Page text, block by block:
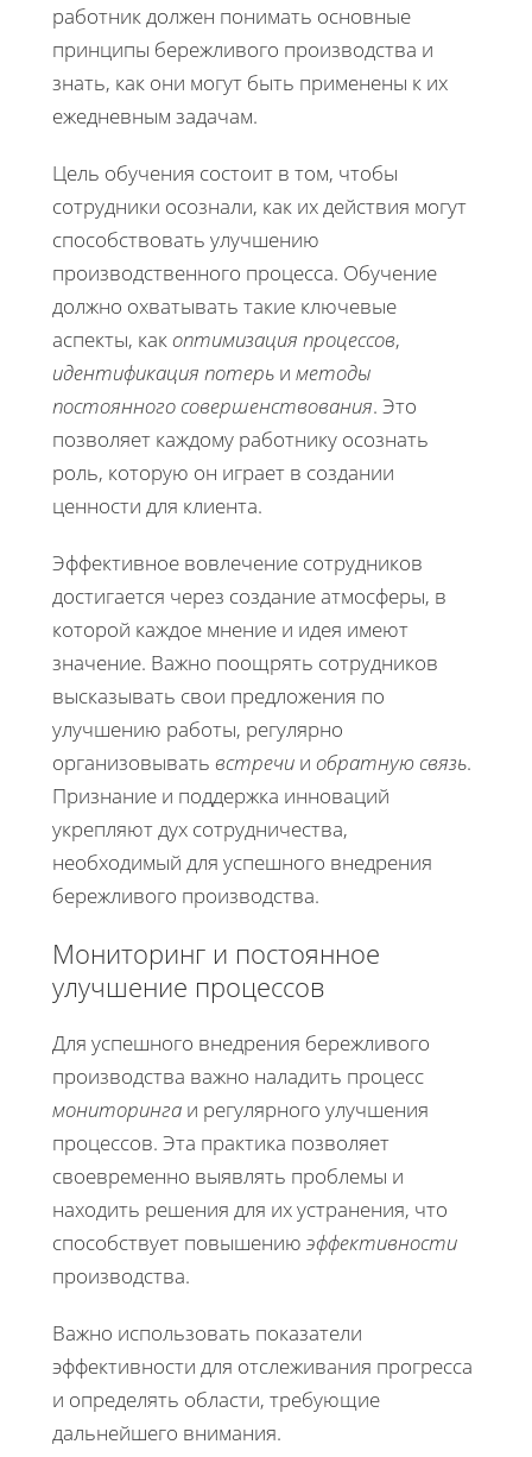
работник должен понимать основные
принципы бережливого производства и
знать, как они могут быть применены к их
ежедневным задачам.
Цель обучения состоит в том, чтобы
сотрудники осознали, как их действия могут
способствовать улучшению
производственного процесса. Обучение
должно охватывать такие ключевые
аспекты, какоптимизация процессов,
идентификация потерь и методы
постоянного совершенствования. Это
позволяет каждому работнику осознать
роль, которую он играет в создании
ценности для клиента.
Эффективное вовлечение сотрудников
достигается через создание атмосферы, в
которой каждое мнение и идея имеют
значение. Важно поощрять сотрудников
высказывать свои предложения по
улучшению работы, регулярно
организовывать встречи и обратную связь.
Признание и поддержка инноваций
укрепляют дух сотрудничества,
необходимый для успешного внедрения
бережливого производства.
Мониторинг и постоянное
улучшение процессов
Для успешного внедрения бережливого
производства важно наладить процесс
мониторинга и регулярного улучшения
процессов. Эта практика позволяет
своевременно выявлять проблемы и
находить решения для их устранения, что
способствует повышению эффективности
производства.
Важно использовать показатели
эффективности для отслеживания прогресса
и определять области, требующие
дальнейшего внимания.